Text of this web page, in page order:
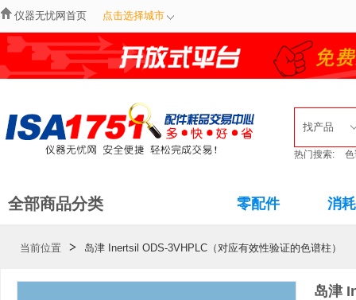
仪器无忧网首页 点击选择城市
找产品
热门搜索:
全部商品分类 零配件 消
当前位置 > 岛津 Inertsil ODS-3VHPLC（对应有效性验证的色谱柱）
岛津